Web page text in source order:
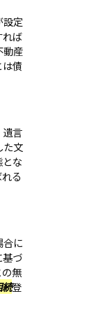
設定
れば
動産
は債
遺言
た文
な
る
合に
基づ
無
登